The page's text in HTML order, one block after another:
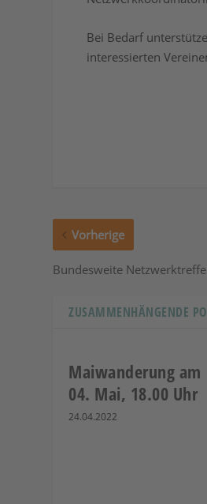
Bei Bedarf
interessierten
Vorherige
Bundesweite
ZUSAMMENHÄNGENDE
Maiwanderung am
04. Mai, 18.00 Uhr
24.04.2022